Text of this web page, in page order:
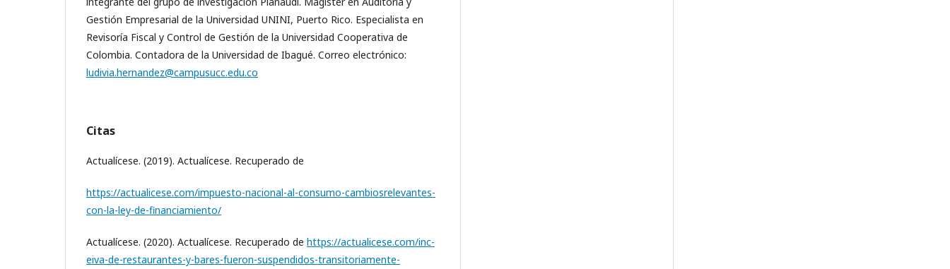
Gestión Empresarial de la Universidad UNINI, Puerto Rico. Especialista en
Revisoría Fiscal y Control de Gestión de la Universidad Cooperativa de
Colombia. Contadora de la Universidad de Ibagué. Correo electrónico:
ludivia.hernandez@campusucc.edu.co
Citas
Actualícese. (2019). Actualícese. Recuperado de
https://actualicese.com/impuesto-nacional-al-consumo-cambiosrelevantes-
con-la-ley-de-financiamiento/
Actualícese. (2020). Actualícese. Recuperado de https://actualicese.com/inc-
eiva-de-restaurantes-y-bares-fueron-suspendidos-transitoriamente-